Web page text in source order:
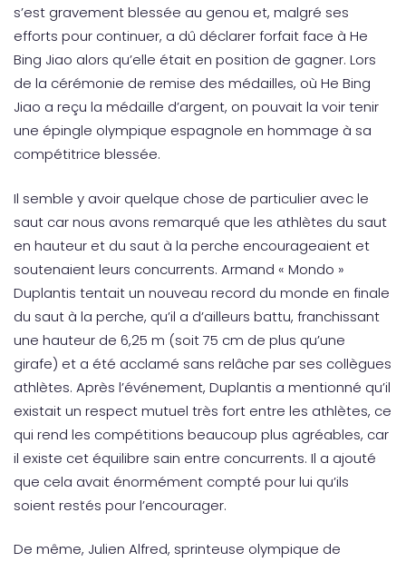
s’est gravement blessée au genou et, malgré ses
efforts pour continuer, a dû déclarer forfait face à He
Bing Jiao alors qu’elle était en position de gagner. Lors
de la cérémonie de remise des médailles, où He Bing
Jiao a reçu la médaille d’argent, on pouvait la voir tenir
une épingle olympique espagnole en hommage à sa
compétitrice blessée.
Il semble y avoir quelque chose de particulier avec le
saut car nous avons remarqué que les athlètes du saut
en hauteur et du saut à la perche encourageaient et
soutenaient leurs concurrents. Armand « Mondo »
Duplantis tentait un nouveau record du monde en finale
du saut à la perche, qu’il a d’ailleurs battu, franchissant
une hauteur de 6,25 m (soit 75 cm de plus qu’une
girafe) et a été acclamé sans relâche par ses collègues
athlètes. Après l’événement, Duplantis a mentionné qu’il
existait un respect mutuel très fort entre les athlètes, ce
qui rend les compétitions beaucoup plus agréables, car
il existe cet équilibre sain entre concurrents. Il a ajouté
que cela avait énormément compté pour lui qu’ils
soient restés pour l’encourager.
De même, Julien Alfred, sprinteuse olympique de